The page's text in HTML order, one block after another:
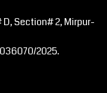
D, Section# 2, Mirpur-
2025.